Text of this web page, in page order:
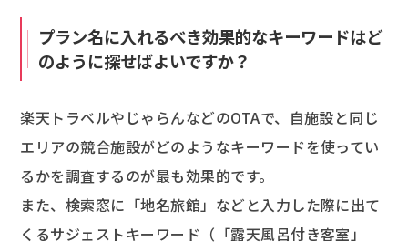
プラン名に入れるべき効果的なキーワードはど
のように探せばよいですか？
楽天トラベルやじゃらんなどのOTAで、自施設と同じ
エリアの競合施設がどのようなキーワードを使ってい
るかを調査するのが最も効果的です。
また、検索窓に「地名旅館」などと入力した際に出て
くるサジェストキーワード（「露天風呂付き客室」